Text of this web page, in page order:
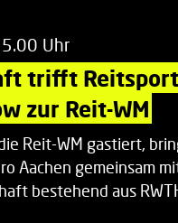
Uhr
trifft
zur Reit-WM
Reit-WM gastiert,
Aachen gemeinsam
bestehend aus